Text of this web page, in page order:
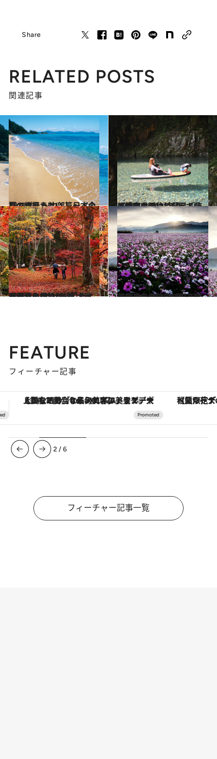
Share
RELATED POSTS
関連記事
2021.8.7
いつか行きたい！ 日本の夏の絶景 ～中部篇～《全45スポット》
旅＆お出かけ 2021.7.15
【岐阜県 2021年版】 夏の絶景・風物詩5選 ボートが宙に浮いて見えるほど透明な川
旅＆お出かけ
2021.10.12
【京都府 2021年版】 秋の絶景・風物詩5選 木々と落葉の絨毯が描く赤く雅な景色
旅＆お出かけ 2021.10.13
【奈良県 2021年版】 秋の絶景・風物詩5選 コスモスと大和三山のコラボ美景
旅＆お出かけ
FEATURE
フィーチャー記事
【夏限定ディナーコース】旬を迎える稚鮎や花ズッキーニなどをイタリア・トスカーナの郷土料理の手法で満喫！
3 /6
フィーチャー記事一覧